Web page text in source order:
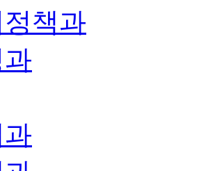
책과